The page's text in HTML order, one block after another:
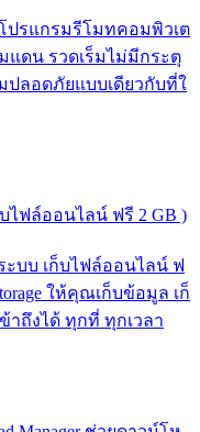
ปรแกรมรีโมทคอมพิวเต
แดน รวดเร็มไม่มีกระตุ
ลอดภัยแบบเดียวกับที่ใ
ไฟล์ออนไลน์ ฟรี 2 GB )
ะบบ เก็บไฟล์ออนไลน์ ฟ
ให้คุณเก็บข้อมูล เก็
าถึงได้ ทุกที่ ทุกเวลา